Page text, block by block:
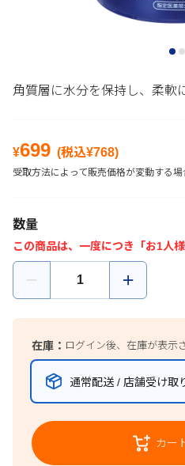
角質層に水分を保持し、柔軟
¥699 (税込¥768)
受取方法によって販売価格が変動する場
数量
この商品は、一度につき「お1人様
在庫： ログイン後、在庫が表示
通常配送 / 店舗受け取
カー